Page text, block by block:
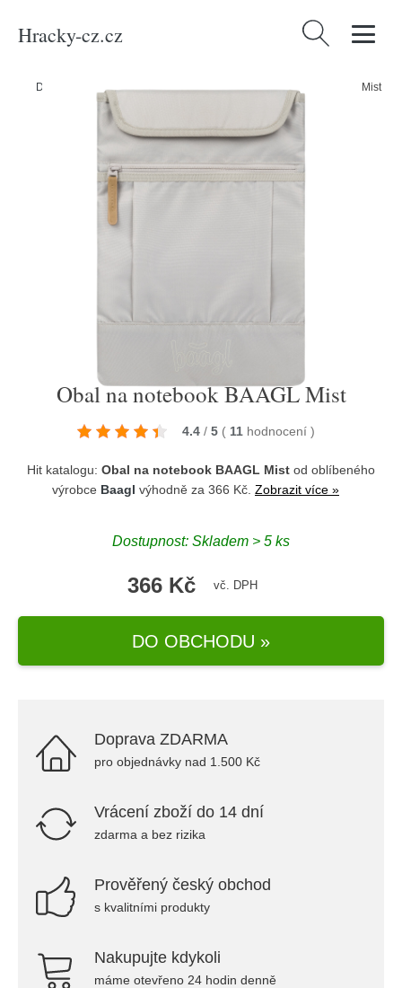
Hracky-cz.cz Vyhledávání
Domů Produkty/Kancelářské potřeby/Obal na notebook BAAGL Mist
Obal na notebook BAAGL Mist
4.4 / 5 ( 11 hodnocení )
Hit katalogu: Obal na notebook BAAGL Mist od oblíbeného
výrobce Baagl výhodně za 366 Kč. Zobrazit více »
Dostupnost: Skladem > 5 ks
366 Kč vč. DPH
DO OBCHODU »
Doprava ZDARMA
pro objednávky nad 1.500 Kč
Vrácení zboží do 14 dní
zdarma a bez rizika
Prověřený český obchod
s kvalitními produkty
Nakupujte kdykoli
máme otevřeno 24 hodin denně